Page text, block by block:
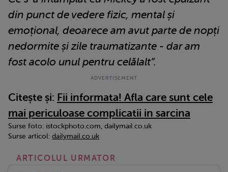
din punct de vedere fizic, mental și
emoțional, deoarece am avut parte de nopți
nedormite și zile traumatizante - dar am
fost acolo unul pentru celălalt”.
Citește și: Fii informata! Afla care sunt cele
mai periculoase complicatii in sarcina
Surse foto: istockphoto.com, dailymail.co.uk
Surse articol: dailymail.co.uk
ARTICOLUL URMATOR